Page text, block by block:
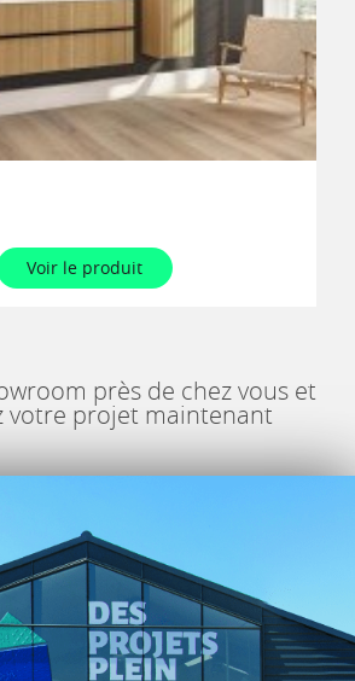
Voir le produit
près de chez vous et
votre projet maintenant